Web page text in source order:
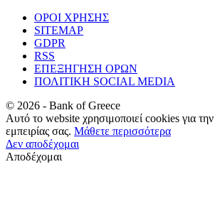
ΟΡΟΙ ΧΡΗΣΗΣ
SITEMAP
GDPR
RSS
ΕΠΕΞΗΓΗΣΗ ΟΡΩΝ
ΠΟΛΙΤΙΚΗ SOCIAL MEDIA
© 2026 - Bank of Greece
Αυτό το website χρησιμοποιεί cookies για
εμπειρίας σας. Μάθετε περισσότερα
Δεν αποδέχομαι
Αποδέχομαι